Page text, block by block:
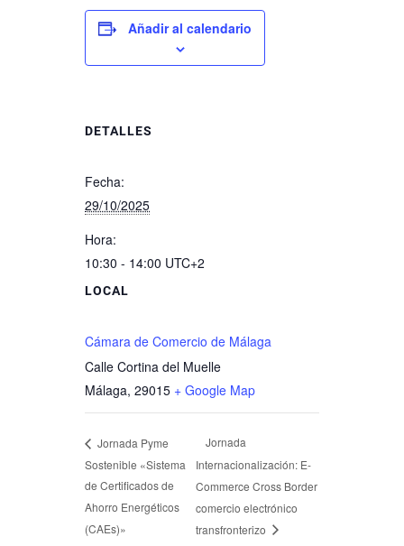
Añadir al calendario
DETALLES
Fecha:
29/10/2025
Hora:
10:30 - 14:00 UTC+2
LOCAL
Cámara de Comercio de Málaga
Calle Cortina del Muelle
Málaga, 29015 + Google Map
Jornada Pyme
Sostenible «Sistema
de Certificados de
Ahorro Energéticos
(CAEs)»
Jornada
Internacionalización: E-
Commerce Cross Border
comercio electrónico
transfronterizo